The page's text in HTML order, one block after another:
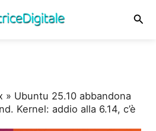
» Ubuntu 25.10 abbandona
Kernel: addio alla 6.14, c’è